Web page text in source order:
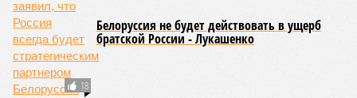
18
Белоруссия не будет действовать в ущерб
братской России - Лукашенко